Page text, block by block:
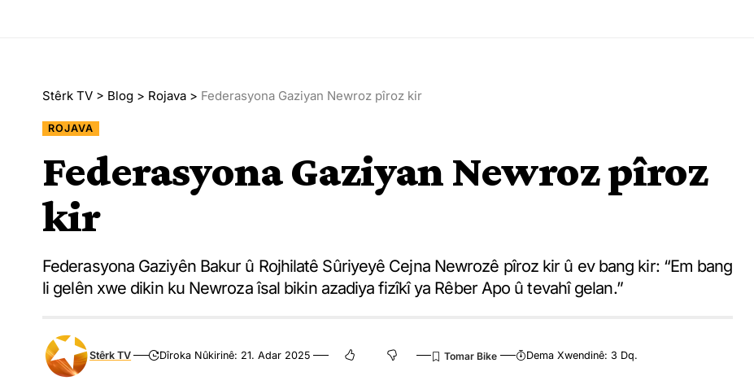
Stêrk TV > Blog > Rojava > Federasyona Gaziyan Newroz pîroz kir
ROJAVA
Federasyona Gaziyan Newroz pîroz
kir
Federasyona Gaziyên Bakur û Rojhilatê Sûriyeyê Cejna Newrozê pîroz kir û ev bang kir: “Em bang
li gelên xwe dikin ku Newroza îsal bikin azadiya fizîkî ya Rêber Apo û tevahî gelan.”
Stêrk TV Dîroka Nûkirinê: 21. Adar 2025 Dema Xwendinê: 3 Dq.